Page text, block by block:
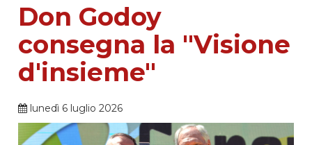
Don Godoy
consegna la "Visione
d'insieme"
lunedì 6 luglio 2026